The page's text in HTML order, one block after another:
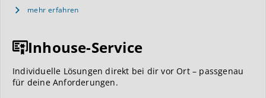
mehr erfahren
Inhouse-Service
Individuelle Lösungen direkt bei dir vor Ort – passgenau
für deine Anforderungen.